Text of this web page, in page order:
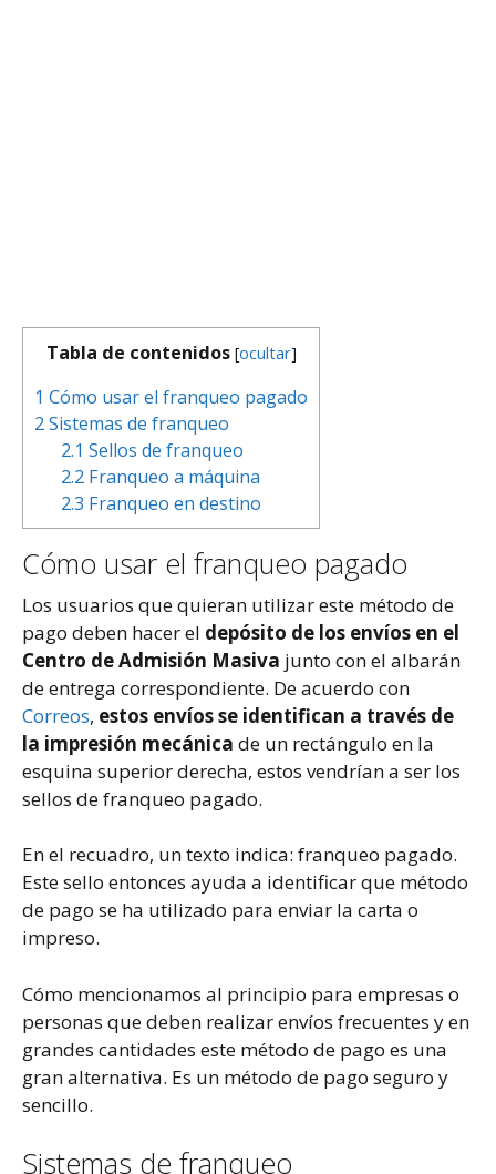
Tabla de contenidos [ocultar]
1 Cómo usar el franqueo pagado
2Sistemas de franqueo
2.1 Sellos de franqueo
2.2 Franqueo a máquina
2.3 Franqueo en destino
Cómo usar el franqueo pagado
Los usuarios que quieran utilizar este método de
pago deben hacer el depósito de los envíos en el
Centro de Admisión Masiva junto con el albarán
de entrega correspondiente. De acuerdo con
Correos, estos envíos se identifican a través de
la impresión mecánica de un rectángulo en la
esquina superior derecha, estos vendrían a ser los
sellos de franqueo pagado.
En el recuadro, un texto indica: franqueo pagado.
Este sello entonces ayuda a identificar que método
de pago se ha utilizado para enviar la carta o
impreso.
Cómo mencionamos al principio para empresas o
personas que deben realizar envíos frecuentes y en
grandes cantidades este método de pago es una
gran alternativa. Es un método de pago seguro y
sencillo.
Sistemas de franqueo